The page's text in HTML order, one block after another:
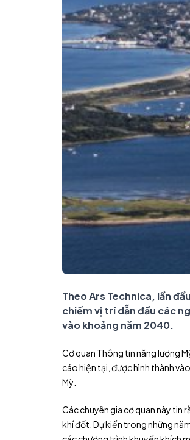
Theo Ars Technica, lần
chiếm vị trí dẫn đầu các
vào khoảng năm 2040.
Cơ quan Thông tin năng lượng
cáo hiện tại, được hình thành
Mỹ.
Các chuyên gia cơ quan này tin
khí đốt. Dự kiến trong những